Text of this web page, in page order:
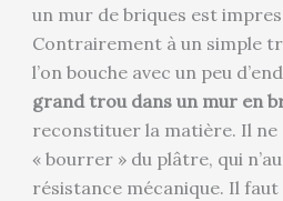
un mur de briques est
Contrairement à un simple
l’on bouche avec un peu
grand trou dans un mur en
reconstituer la matière. Il ne
« bourrer » du plâtre, qui
résistance mécanique. Il